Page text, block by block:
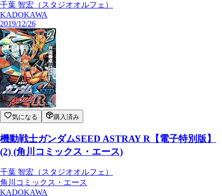
千葉 智宏（スタジオオルフェ）
KADOKAWA
2019/12/26
気になる 購入済み
機動戦士ガンダムSEED ASTRAY R【電子特別版】
(2) (角川コミックス・エース)
千葉 智宏（スタジオオルフェ）
角川コミックス・エース
KADOKAWA